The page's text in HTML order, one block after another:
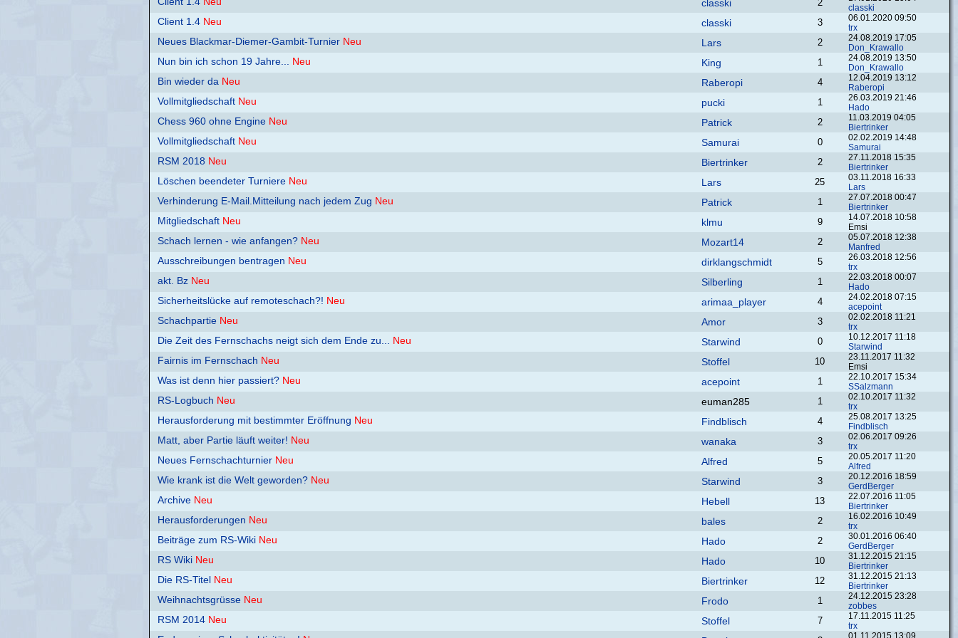
classki 2
classki
Client 1.4 Neu classki 3
06.01.2020 09:50
trx
Neues Blackmar-Diemer-Gambit-Turnier Neu Lars 2
24.08.2019 17:05
Don_Krawallo
Nun bin ich schon 19 Jahre... Neu King 1
24.08.2019 13:50
Don_Krawallo
Bin wieder da Neu Raberopi 4
12.04.2019 13:12
Raberopi
Vollmitgliedschaft Neu pucki 1
26.03.2019 21:46
Hado
Chess 960 ohne Engine Neu Patrick 2
11.03.2019 04:05
Biertrinker
Vollmitgliedschaft Neu Samurai 0
02.02.2019 14:48
Samurai
RSM 2018 Neu Biertrinker 2
27.11.2018 15:35
Biertrinker
Löschen beendeter Turniere Neu Lars 25
03.11.2018 16:33
Lars
Verhinderung E-Mail.Mitteilung nach jedem Zug Neu Patrick 1
27.07.2018 00:47
Biertrinker
Mitgliedschaft Neu klmu 9
14.07.2018 10:58
Emsi
Schach lernen - wie anfangen? Neu Mozart14 2
05.07.2018 12:38
Manfred
Ausschreibungen bentragen Neu dirklangschmidt 5
26.03.2018 12:56
trx
akt. Bz Neu Silberling 1
22.03.2018 00:07
Hado
Sicherheitslücke auf remoteschach?! Neu arimaa_player 4
24.02.2018 07:15
acepoint
Schachpartie Neu Amor 3
02.02.2018 11:21
trx
Die Zeit des Fernschachs neigt sich dem Ende zu... Neu Starwind 0
10.12.2017 11:18
Starwind
Fairnis im Fernschach Neu Stoffel 10
23.11.2017 11:32
Emsi
Was ist denn hier passiert? Neu acepoint 1
22.10.2017 15:34
SSalzmann
RS-Logbuch Neu euman285 1
02.10.2017 11:32
trx
Herausforderung mit bestimmter Eröffnung Neu Findblisch 4
25.08.2017 13:25
Findblisch
Matt, aber Partie läuft weiter! Neu wanaka 3
02.06.2017 09:26
trx
Neues Fernschachturnier Neu Alfred 5
20.05.2017 11:20
Alfred
Wie krank ist die Welt geworden? Neu Starwind 3
20.12.2016 18:59
GerdBerger
Archive Neu Hebell 13
22.07.2016 11:05
Biertrinker
Herausforderungen Neu bales 2
16.02.2016 10:49
trx
Beiträge zum RS-Wiki Neu Hado 2
30.01.2016 06:40
GerdBerger
RS Wiki Neu Hado 10
31.12.2015 21:15
Biertrinker
Die RS-Titel Neu Biertrinker 12
31.12.2015 21:13
Biertrinker
Weihnachtsgrüsse Neu Frodo 1
24.12.2015 23:28
zobbes
RSM 2014 Neu Stoffel 7
17.11.2015 11:25
trx
01.11.2015 13:09